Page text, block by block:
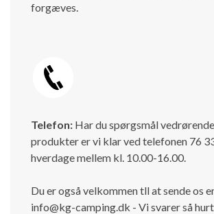
forgæves.
Telefon: Har du spørgsmål
produkter er vi klar ved telefonen 76
hverdage mellem kl. 10.00-16.00.
Du er også velkommen tll at sende os
info@kg-camping.dk - Vi svarer så